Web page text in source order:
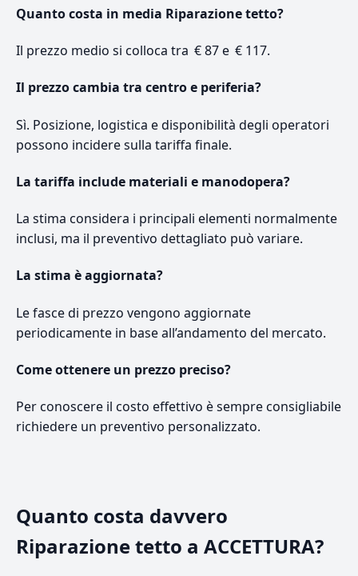
Quanto costa in media Riparazione tetto?
Il prezzo medio si colloca tra € 87 e € 117.
Il prezzo cambia tra centro e periferia?
Sì. Posizione, logistica e disponibilità degli operatori
possono incidere sulla tariffa finale.
La tariffa include materiali e manodopera?
La stima considera i principali elementi normalmente
inclusi, ma il preventivo dettagliato può variare.
La stima è aggiornata?
Le fasce di prezzo vengono aggiornate
periodicamente in base all’andamento del mercato.
Come ottenere un prezzo preciso?
Per conoscere il costo effettivo è sempre consigliabile
richiedere un preventivo personalizzato.
Quanto costa davvero
Riparazione tetto a ACCETTURA?